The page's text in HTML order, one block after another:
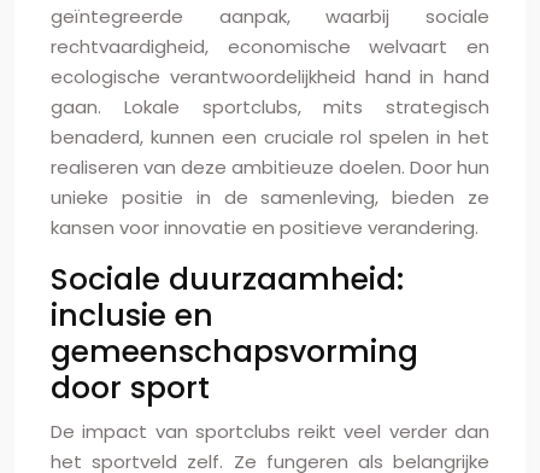
geïntegreerde aanpak, waarbij sociale
rechtvaardigheid, economische welvaart en
ecologische verantwoordelijkheid hand in hand
gaan. Lokale sportclubs, mits strategisch
benaderd, kunnen een cruciale rol spelen in het
realiseren van deze ambitieuze doelen. Door hun
unieke positie in de samenleving, bieden ze
kansen voor innovatie en positieve verandering.
Sociale duurzaamheid:
inclusie en
gemeenschapsvorming
door sport
De impact van sportclubs reikt veel verder dan
het sportveld zelf. Ze fungeren als belangrijke